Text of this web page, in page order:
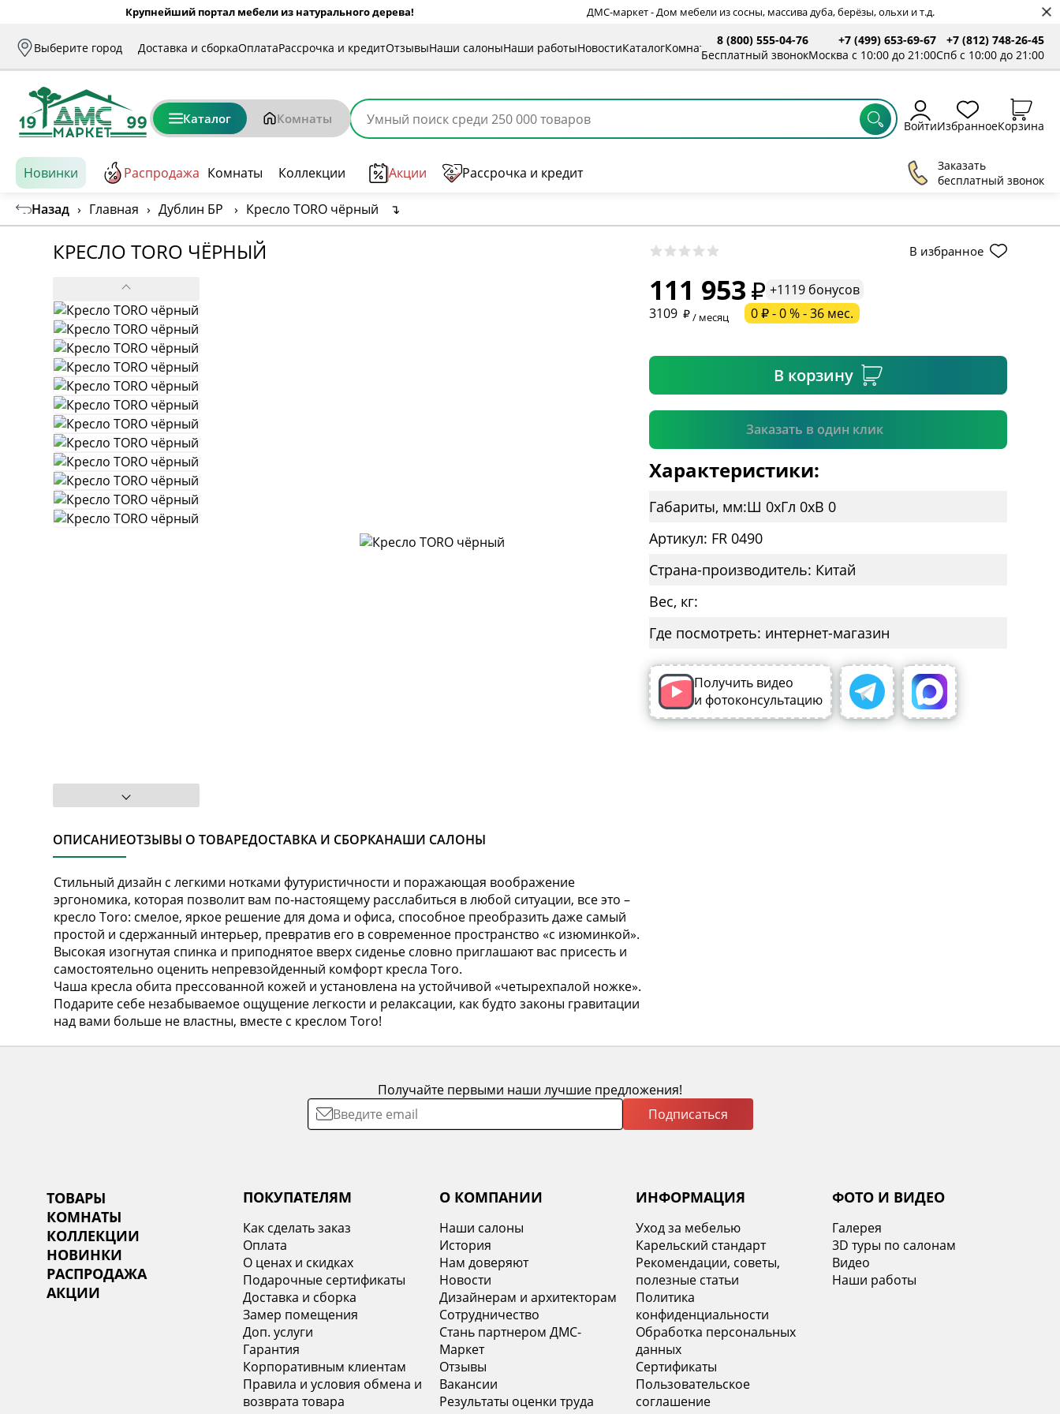
Крупнейший портал мебели из натурального дерева! ДМС-маркет - Дом мебели из сосны, массива дуба, берёзы, ольхи и т.д.
Выберите город Доставка и сборкаОплатаРассрочка и кредитОтзывыНаши салоныНаши работыНовостиКаталогКомнаты
8 (800) 555-04-76
Бесплатный звонок
+7 (499) 653-69-67
Москва с 10:00 до 21:00
+7 (812) 748-26-45
Спб с 10:00 до 21:00
Каталог Комнаты ВойтиИзбранноеКорзина
Новинки Распродажа Комнаты Коллекции Акции Рассрочка и кредит
Заказать
бесплатный звонок
Назад › Главная › Дублин БР › Кресло TORO чёрный ↴
КРЕСЛО TORO ЧЁРНЫЙ В избранное
ОПИСАНИЕОТЗЫВЫ О ТОВАРЕДОСТАВКА И СБОРКАНАШИ САЛОНЫ
Стильный дизайн с легкими нотками футуристичности и поражающая воображение
эргономика, которая позволит вам по-настоящему расслабиться в любой ситуации, все это –
кресло Toro: смелое, яркое решение для дома и офиса, способное преобразить даже самый
простой и сдержанный интерьер, превратив его в современное пространство «с изюминкой».
Высокая изогнутая спинка и приподнятое вверх сиденье словно приглашают вас присесть и
самостоятельно оценить непревзойденный комфорт кресла Toro.
Чаша кресла обита прессованной кожей и установлена на устойчивой «четырехпалой ножке».
Подарите себе незабываемое ощущение легкости и релаксации, как будто законы гравитации
над вами больше не властны, вместе с креслом Toro!
111 953
+1119 бонусов
3109
/ месяц 0 ₽ - 0 % - 36 мес.
В корзину
Заказать в один клик
* необязательное поле
Подтвердить
Характеристики:
Габариты, мм:Ш 0xГл 0xВ 0
Артикул: FR 0490
Страна-производитель: Китай
Вес, кг:
Где посмотреть: интернет-магазин
Получить видео
и фотоконсультацию
Получайте первыми наши лучшие предложения!
Подписаться
ТОВАРЫ
КОМНАТЫ
КОЛЛЕКЦИИ
НОВИНКИ
РАСПРОДАЖА
АКЦИИ
ПОКУПАТЕЛЯМ
Как сделать заказ
Оплата
О ценах и скидках
Подарочные сертификаты
Доставка и сборка
Замер помещения
Доп. услуги
Гарантия
Корпоративным клиентам
Правила и условия обмена и
возврата товара
О КОМПАНИИ
Наши салоны
История
Нам доверяют
Новости
Дизайнерам и архитекторам
Сотрудничество
Стань партнером ДМС-
Маркет
Отзывы
Вакансии
Результаты оценки труда
ИНФОРМАЦИЯ
Уход за мебелью
Карельский стандарт
Рекомендации, советы,
полезные статьи
Политика
конфиденциальности
Обработка персональных
данных
Сертификаты
Пользовательское
соглашение
ФОТО И ВИДЕО
Галерея
3D туры по салонам
Видео
Наши работы